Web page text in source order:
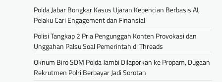
Polda Jabar Bongkar Kasus Ujaran Kebencian Berbasis AI,
Pelaku Cari Engagement dan Finansial
Polisi Tangkap 2 Pria Pengunggah Konten Provokasi dan
Unggahan Palsu Soal Pemerintah di Threads
Oknum Biro SDM Polda Jambi Dilaporkan ke Propam, Dugaan
Rekrutmen Polri Berbayar Jadi Sorotan